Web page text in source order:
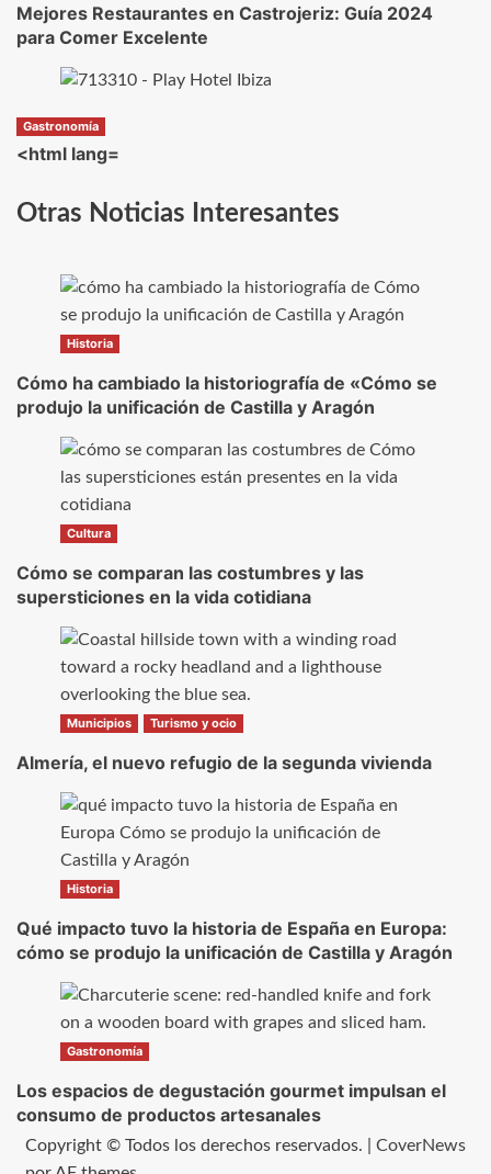
Mejores Restaurantes en Castrojeriz: Guía 2024
para Comer Excelente
Gastronomía
<html lang=
Otras Noticias Interesantes
Historia
Cómo ha cambiado la historiografía de «Cómo se
produjo la unificación de Castilla y Aragón
Cultura
Cómo se comparan las costumbres y las
supersticiones en la vida cotidiana
Municipios Turismo y ocio
Almería, el nuevo refugio de la segunda vivienda
Historia
Qué impacto tuvo la historia de España en Europa:
cómo se produjo la unificación de Castilla y Aragón
Gastronomía
Los espacios de degustación gourmet impulsan el
consumo de productos artesanales
Copyright © Todos los derechos reservados.
CoverNews